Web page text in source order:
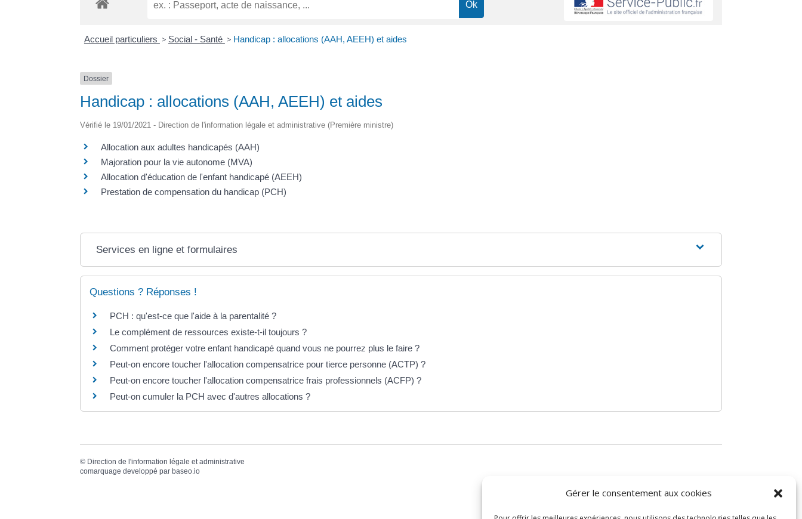
Gérer le consentement aux cookies
Accueil particuliers > Social - Santé > Handicap : allocations (AAH, AEEH) et aides
Dossier
Handicap : allocations (AAH, AEEH) et aides
Vérifié le 19/01/2021 - Direction de l'information légale et administrative (Première ministre)
Allocation aux adultes handicapés (AAH)
Majoration pour la vie autonome (MVA)
Allocation d'éducation de l'enfant handicapé (AEEH)
Prestation de compensation du handicap (PCH)
Services en ligne et formulaires
Questions ? Réponses !
PCH : qu'est-ce que l'aide à la parentalité ?
Le complément de ressources existe-t-il toujours ?
Comment protéger votre enfant handicapé quand vous ne pourrez plus le faire ?
Peut-on encore toucher l'allocation compensatrice pour tierce personne (ACTP) ?
Peut-on encore toucher l'allocation compensatrice frais professionnels (ACFP) ?
Peut-on cumuler la PCH avec d'autres allocations ?
© Direction de l'information légale et administrative
comarquage developpé par baseo.io